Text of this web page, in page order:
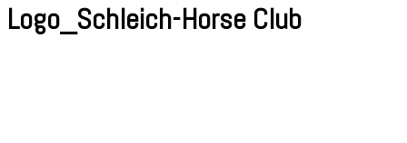
Logo_Schleich-Horse Club